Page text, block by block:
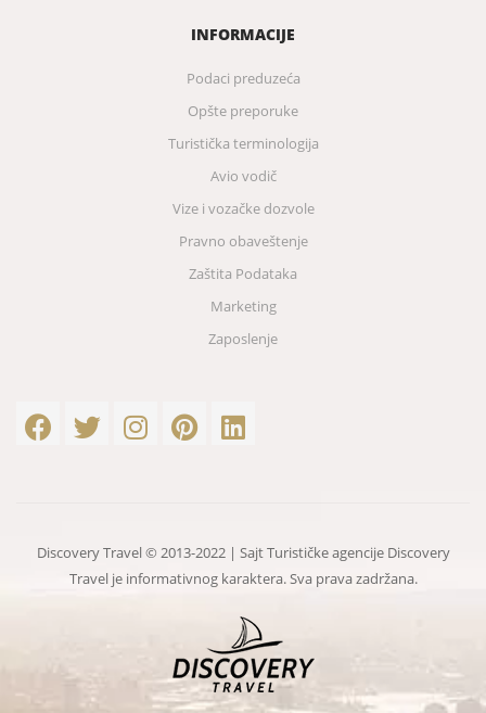
INFORMACIJE
Podaci preduzeća
Opšte preporuke
Turistička terminologija
Avio vodič
Vize i vozačke dozvole
Pravno obaveštenje
Zaštita Podataka
Marketing
Zaposlenje
Discovery Travel © 2013-2022 | Sajt Turističke agencije Discovery
Travel je informativnog karaktera. Sva prava zadržana.